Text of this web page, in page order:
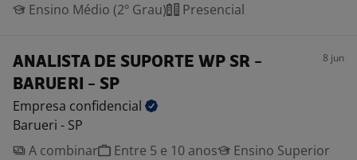
Ensino Médio (2º Grau)
Presencial
ANALISTA DE SUPORTE WP SR -
BARUERI - SP
8 jun
Empresa confidencial
Barueri - SP
A combinar
Entre 5 e 10 anos
Ensino Superior